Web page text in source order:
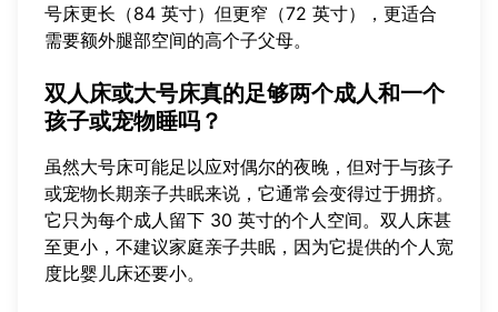
号床更长（84 英寸）但更窄（72 英寸），更适合
需要额外腿部空间的高个子父母。
双人床或大号床真的足够两个成人和一个
孩子或宠物睡吗？
虽然大号床可能足以应对偶尔的夜晚，但对于与孩子
或宠物长期亲子共眠来说，它通常会变得过于拥挤。
它只为每个成人留下 30 英寸的个人空间。双人床甚
至更小，不建议家庭亲子共眠，因为它提供的个人宽
度比婴儿床还要小。